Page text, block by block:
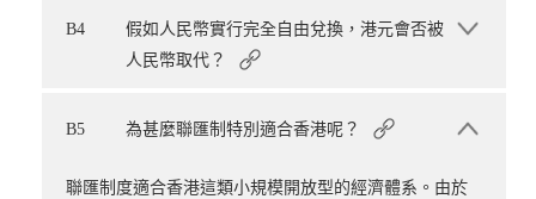
B4
假如人民幣實行完全自由兌換，港元會否被
人民幣取代？
B5 為甚麼聯匯制特別適合香港呢？
聯匯制度適合香港這類小規模開放型的經濟體系。由於